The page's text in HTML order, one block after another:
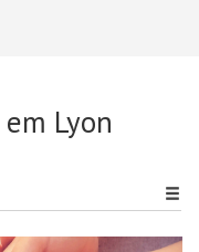
em Lyon